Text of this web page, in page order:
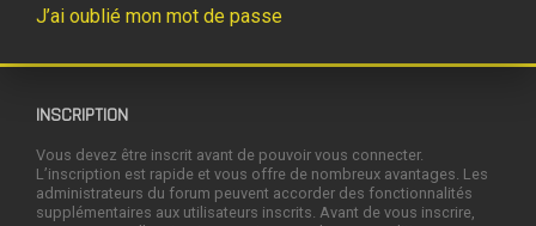
J’ai oublié mon mot de passe
INSCRIPTION
Vous devez être inscrit avant de pouvoir vous connecter.
L’inscription est rapide et vous offre de nombreux avantages. Les
administrateurs du forum peuvent accorder des fonctionnalités
supplémentaires aux utilisateurs inscrits. Avant de vous inscrire,